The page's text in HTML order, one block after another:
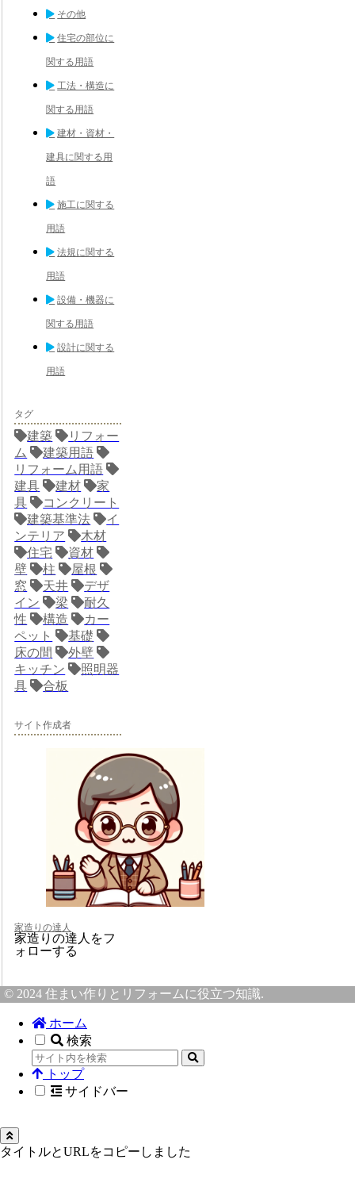
その他
住宅の部位に
関する用語
工法・構造に
関する用語
建材・資材・
建具に関する用
語
施工に関する
用語
法規に関する
用語
設備・機器に
関する用語
設計に関する
用語
タグ
建築
リフォー
ム
建築用語
リフォーム用語
建具
建材
家
具
コンクリート
建築基準法
イ
ンテリア
木材
住宅
資材
壁
柱
屋根
窓
天井
デザ
イン
梁
耐久
性
構造
カー
ペット
基礎
床の間
外壁
キッチン
照明器
具
合板
サイト作成者
家造りの達人
家造りの達人をフ
ォローする
© 2024 住まい作りとリフォームに役立つ知識.
ホーム
検索
トップ
サイドバー
タイトルとURLをコピーしました